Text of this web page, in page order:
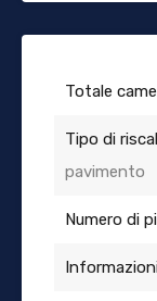
Totale
Tipo di
pavimento
Numero di